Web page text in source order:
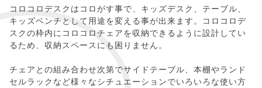
コロコロデスクはコロがす事で、キッズデスク、テーブル、
キッズベンチとして用途を変える事が出来ます。コロコロデ
スクの枠内にコロコロチェアを収納できるように設計してい
るため、収納スペースにも困りません。
チェアとの組み合わせ次第でサイドテーブル、本棚やランド
セルラックなど様々なシチュエーションでいろいろな使い方